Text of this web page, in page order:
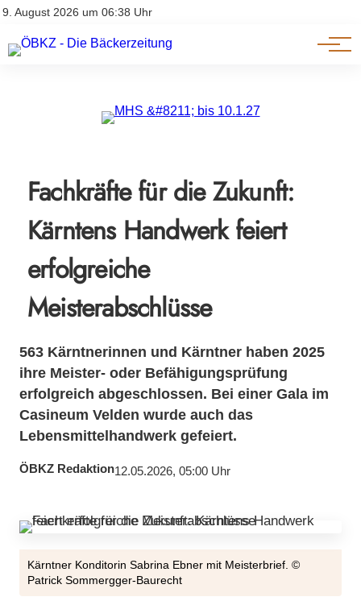
9. August 2026 um 06:38 Uhr
Impressum & Offenlegung
Am Wort
Genuss & Trends
Fachkräfte für die Zukunft:
Kärntens Handwerk feiert
erfolgreiche
Meisterabschlüsse
563 Kärntnerinnen und Kärntner haben 2025
ihre Meister- oder Befähigungsprüfung
erfolgreich abgeschlossen. Bei einer Gala im
Casineum Velden wurde auch das
Lebensmittelhandwerk gefeiert.
ÖBKZ Redaktion12.05.2026, 05:00 Uhr
Kärntner Konditorin Sabrina Ebner mit Meisterbrief. ©
Patrick Sommergger-Baurecht